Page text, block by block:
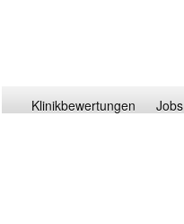
Klinikbewertungen Jobs